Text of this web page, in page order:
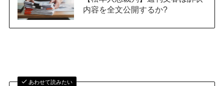
内容を全文公開するか?
あわせて読みたい